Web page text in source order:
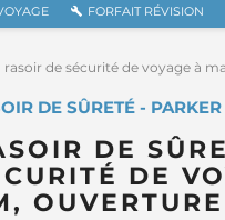
FORFAIT RÉVISION
rasoir de sécurité de voyage à
DE SÛRETÉ - PARKER
DE
DE